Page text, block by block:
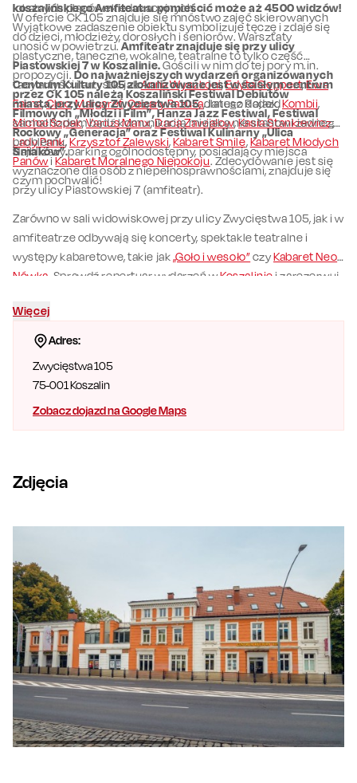
Adres:
Zwycięstwa 105
75-001Koszalin
Zobacz dojazd na Google Maps
koszalińskiego Amfiteatru pomieścić może aż 4500 widzów!
Wyjątkowe zadaszenie obiektu symbolizuje tęczę i zdaje się
unosić w powietrzu.Amfiteatr znajduje się przy ulicy
Piastowskiej 7 w Koszalinie.Gościli w nim do tej pory m.in.
tacy artyści i artystki jakAnna Wyszkoni,Edyta Geppert,Ewa
Farna,Cleo,Margaret,Cezary Pazura, Janusz Radek,Kombii,
Michał Szpak,Varius Manx,Daria Zawiałow,Kasia Stankiewicz,
Lady Pank,Krzysztof Zalewski,Kabaret Smile,Kabaret Młodych
PanówiKabaret Moralnego Niepokoju. Zdecydowanie jest się
czym pochwalić!
lokalnych placówek edukacyjnych.
W ofercie CK 105 znajduje się mnóstwo zajęć skierowanych
do dzieci, młodzieży, dorosłych i seniorów. Warsztaty
plastyczne, taneczne, wokalne, teatralne to tylko część
propozycji. Do najważniejszych wydarzeń organizowanych
przez CK 105 należą Koszaliński Festiwal Debiutów
Filmowych „Młodzi i Film”, Hanza Jazz Festiwal, Festiwal
Rockowy „Generacja” oraz Festiwal Kulinarny „Ulica
Smaków”.
Centrum Kultury 105 zlokalizowane jest w ścisłym centrum
miasta, przy ulicy Zwycięstwa 105, dlatego dojazd
samochodem bądź komunikacją miejską nie stanowi żadnego
problemu.
Najbliższy parking ogólnodostępny, posiadający miejsca
wyznaczone dla osób z niepełnosprawnościami, znajduje się
przy ulicy Piastowskiej 7 (amfiteatr).
Zarówno w sali widowiskowej przy ulicy Zwycięstwa 105, jak i w
amfiteatrze odbywają się koncerty, spektakle teatralne i
występy kabaretowe, takie jak„Goło i wesoło”czyKabaret Neo-
Nówka . Sprawdź repertuar wydarzeń wKoszaliniei zarezerwuj
Więcej
Zdjęcia